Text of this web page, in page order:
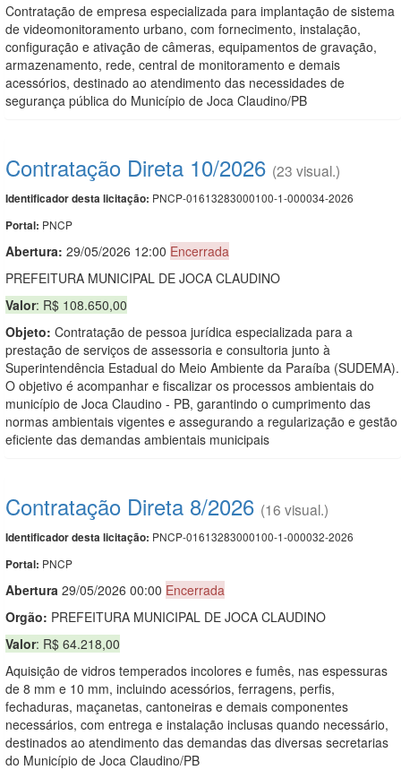
Contratação de empresa especializada para implantação de sistema
de videomonitoramento urbano, com fornecimento, instalação,
configuração e ativação de câmeras, equipamentos de gravação,
armazenamento, rede, central de monitoramento e demais
acessórios, destinado ao atendimento das necessidades de
segurança pública do Município de Joca Claudino/PB
Contratação Direta 10/2026 (23 visual.)
Identificador desta licitação: PNCP-01613283000100-1-000034-2026
Portal: PNCP
Abertura: 29/05/2026 12:00 Encerrada
PREFEITURA MUNICIPAL DE JOCA CLAUDINO
Valor: R$ 108.650,00
Objeto: Contratação de pessoa jurídica especializada para a
prestação de serviços de assessoria e consultoria junto à
Superintendência Estadual do Meio Ambiente da Paraíba (SUDEMA).
O objetivo é acompanhar e fiscalizar os processos ambientais do
município de Joca Claudino - PB, garantindo o cumprimento das
normas ambientais vigentes e assegurando a regularização e gestão
eficiente das demandas ambientais municipais
Contratação Direta 8/2026 (16 visual.)
Identificador desta licitação: PNCP-01613283000100-1-000032-2026
Portal: PNCP
Abertura 29/05/2026 00:00 Encerrada
Orgão: PREFEITURA MUNICIPAL DE JOCA CLAUDINO
Valor: R$ 64.218,00
Aquisição de vidros temperados incolores e fumês, nas espessuras
de 8 mm e 10 mm, incluindo acessórios, ferragens, perfis,
fechaduras, maçanetas, cantoneiras e demais componentes
necessários, com entrega e instalação inclusas quando necessário,
destinados ao atendimento das demandas das diversas secretarias
do Município de Joca Claudino/PB